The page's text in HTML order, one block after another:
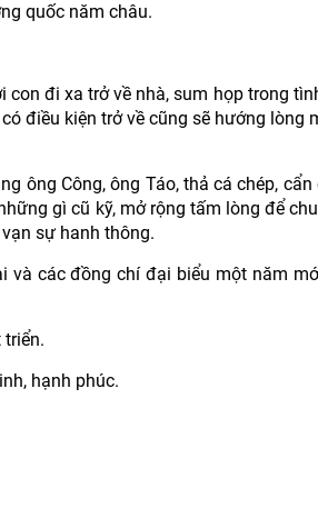
quốc năm châu.
đi xa trở về nhà, sum họp trong
điều kiện trở về cũng sẽ hướng lòng
ông Công, ông Táo, thả cá chép,
gì cũ kỹ, mở rộng tấm lòng để
sự hanh thông.
các đồng chí đại biểu một năm
hạnh phúc.